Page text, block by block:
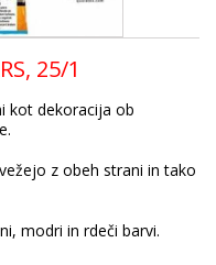
25/1
kot dekoracija ob
z obeh strani in tako
modri in rdeči barvi.